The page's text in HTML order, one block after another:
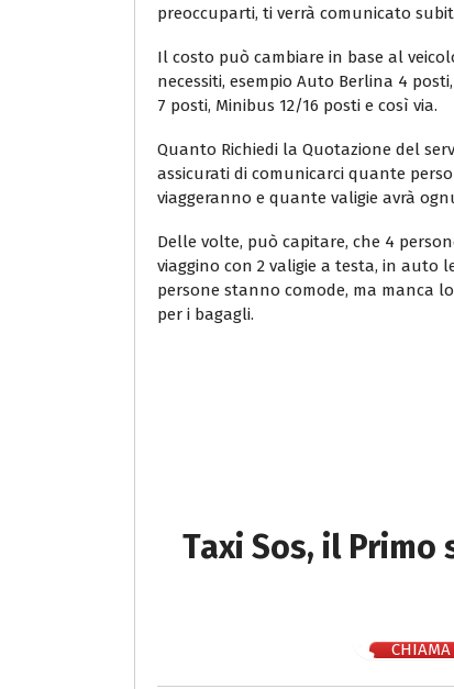
preoccuparti, ti verrà comunicato
Il costo può cambiare in base al
necessiti, esempio Auto Berlina 4
7 posti, Minibus 12/16 posti e così via.
Quanto Richiedi la Quotazione del
assicurati di comunicarci quante
viaggeranno e quante valigie avrà
Delle volte, può capitare, che 4
viaggino con 2 valigie a testa, in auto
persone stanno comode, ma manca
per i bagagli.
Taxi Sos, il